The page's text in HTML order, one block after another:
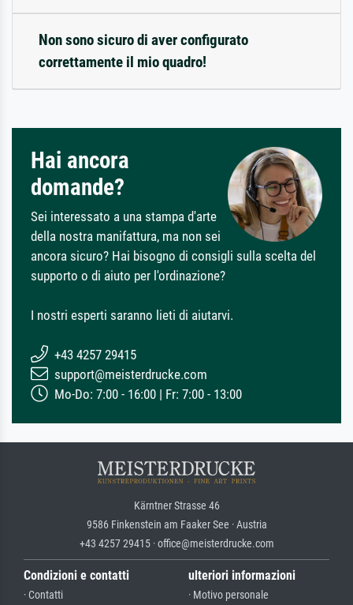
Non sono sicuro di aver configurato
correttamente il mio quadro!
Hai ancora
domande?
Sei interessato a una stampa d'arte
della nostra manifattura, ma non sei
ancora sicuro? Hai bisogno di consigli sulla scelta del
supporto o di aiuto per l'ordinazione?
I nostri esperti saranno lieti di aiutarvi.
+43 4257 29415
support@meisterdrucke.com
Mo-Do: 7:00 - 16:00 | Fr: 7:00 - 13:00
Kärntner Strasse 46
9586 Finkenstein am Faaker See · Austria
+43 4257 29415 · office@meisterdrucke.com
Condizioni e contatti
· Contatti
ulteriori informazioni
· Motivo personale